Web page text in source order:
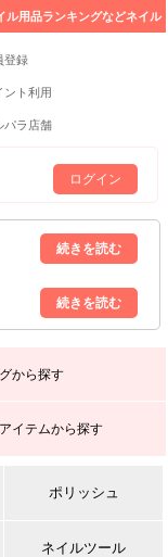
ル用品ランキングなどネイル
登録
ント利用
パラ店舗
ログイン
｣はお休みいたしま
の対応となりますので
ります｡
から探す
イテムから探す
ポリッシュ
ネイルツール